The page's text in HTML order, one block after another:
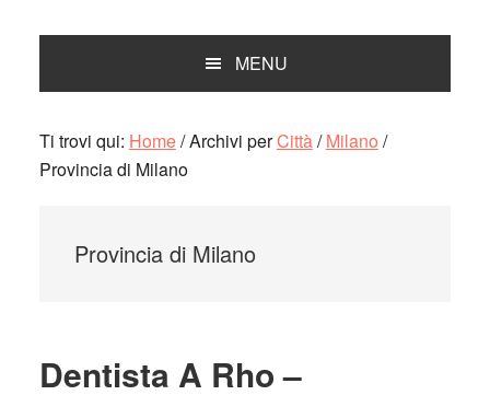
MENU
Ti trovi qui: Home/Archivi perCittà/ Milano /
Provincia di Milano
Provincia di Milano
Dentista A Rho –